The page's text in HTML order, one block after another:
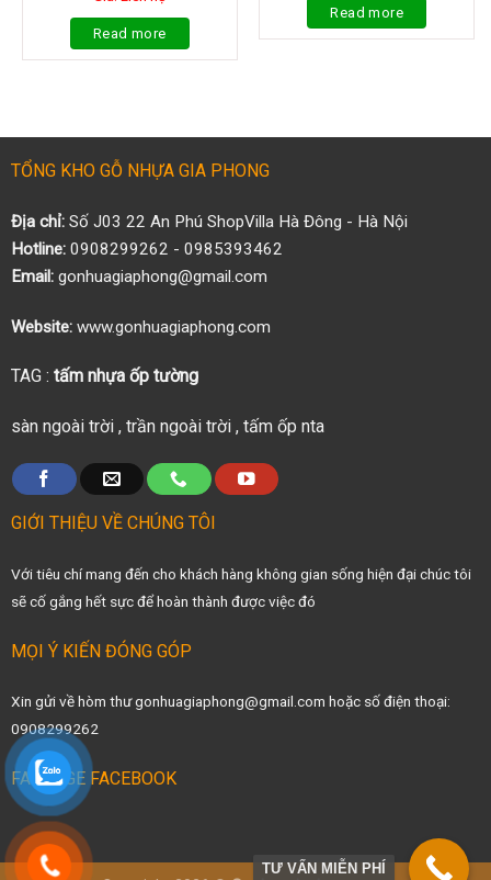
Read more
Read more
TỔNG KHO GỖ NHỰA GIA PHONG
Địa chỉ:Số J03 22 An Phú ShopVilla Hà Đông - Hà Nội
Hotline:0908299262 - 0985393462
Email:gonhuagiaphong@gmail.com
Website:www.gonhuagiaphong.com
TAG : tấm nhựa ốp tường
sàn ngoài trời, trần ngoài trời, tấm ốp nta
GIỚI THIỆU VỀ CHÚNG TÔI
Với tiêu chí mang đến cho khách hàng không gian sống hiện đại chúc tôi
sẽ cố gắng hết sực để hoàn thành được việc đó
MỌI Ý KIẾN ĐÓNG GÓP
Xin gửi về hòm thư gonhuagiaphong@gmail.com hoặc số điện thoại:
0908299262
FANPAGE FACEBOOK
TƯ VẤN MIỄN PHÍ